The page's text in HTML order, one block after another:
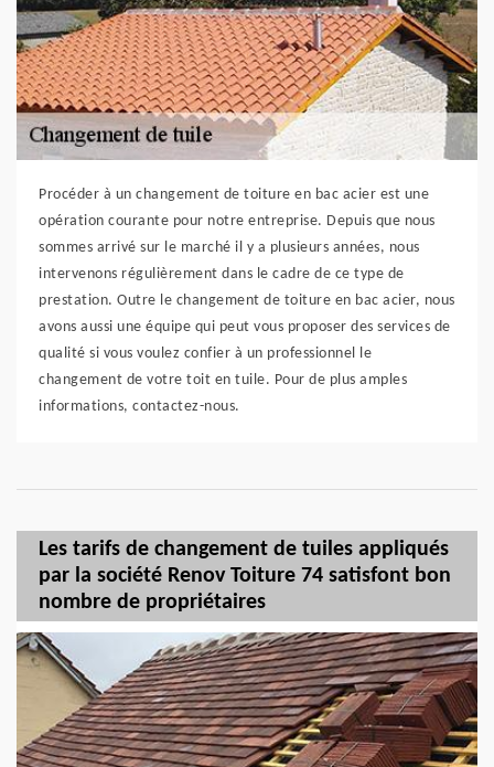
Procéder à un changement de toiture en bac acier est une
opération courante pour notre entreprise. Depuis que nous
sommes arrivé sur le marché il y a plusieurs années, nous
intervenons régulièrement dans le cadre de ce type de
prestation. Outre le changement de toiture en bac acier, nous
avons aussi une équipe qui peut vous proposer des services de
qualité si vous voulez confier à un professionnel le
changement de votre toit en tuile. Pour de plus amples
informations, contactez-nous.
Les tarifs de changement de tuiles appliqués
par la société Renov Toiture 74 satisfont bon
nombre de propriétaires